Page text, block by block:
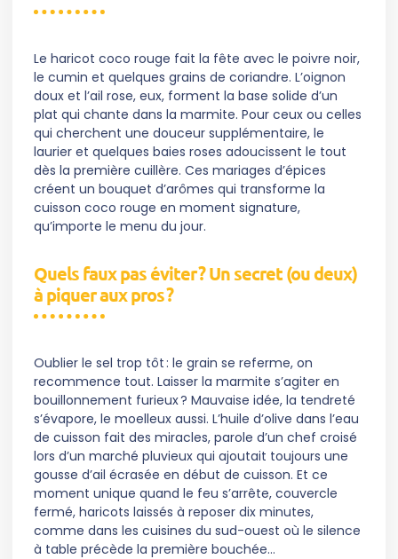
Le haricot coco rouge fait la fête avec le poivre noir,
le cumin et quelques grains de coriandre. L’oignon
doux et l’ail rose, eux, forment la base solide d’un
plat qui chante dans la marmite. Pour ceux ou celles
qui cherchent une douceur supplémentaire, le
laurier et quelques baies roses adoucissent le tout
dès la première cuillère. Ces mariages d’épices
créent un bouquet d’arômes qui transforme la
cuisson coco rouge en moment signature,
qu’importe le menu du jour.
Quels faux pas éviter ? Un secret (ou deux)
à piquer aux pros ?
Oublier le sel trop tôt : le grain se referme, on
recommence tout. Laisser la marmite s’agiter en
bouillonnement furieux ? Mauvaise idée, la tendreté
s’évapore, le moelleux aussi. L’huile d’olive dans l’eau
de cuisson fait des miracles, parole d’un chef croisé
lors d’un marché pluvieux qui ajoutait toujours une
gousse d’ail écrasée en début de cuisson. Et ce
moment unique quand le feu s’arrête, couvercle
fermé, haricots laissés à reposer dix minutes,
comme dans les cuisines du sud-ouest où le silence
à table précède la première bouchée…